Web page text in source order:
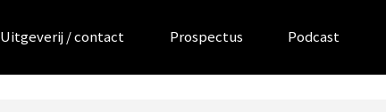
Uitgeverij / contact Prospectus Podcast